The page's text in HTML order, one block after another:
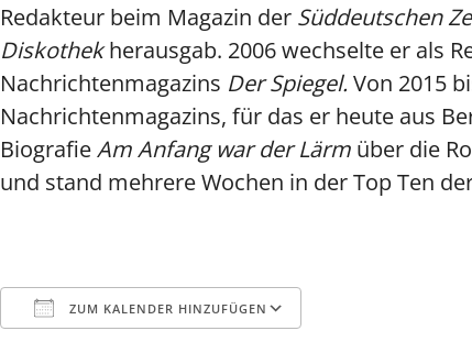
Redakteur beim Magazin der Süddeutschen
Diskothekherausgab. 2006 wechselte er als
Nachrichtenmagazins Der Spiegel. Von 2015
Nachrichtenmagazins, für das er heute aus
BiografieAm Anfang war der Lärmüber die
und stand mehrere Wochen in der Top Ten
ZUM KALENDER HINZUFÜGEN